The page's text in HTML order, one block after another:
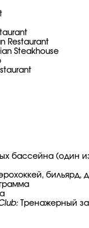
Restaurant
Steakhouse
бассейна (один
бильярд,
Тренажерный